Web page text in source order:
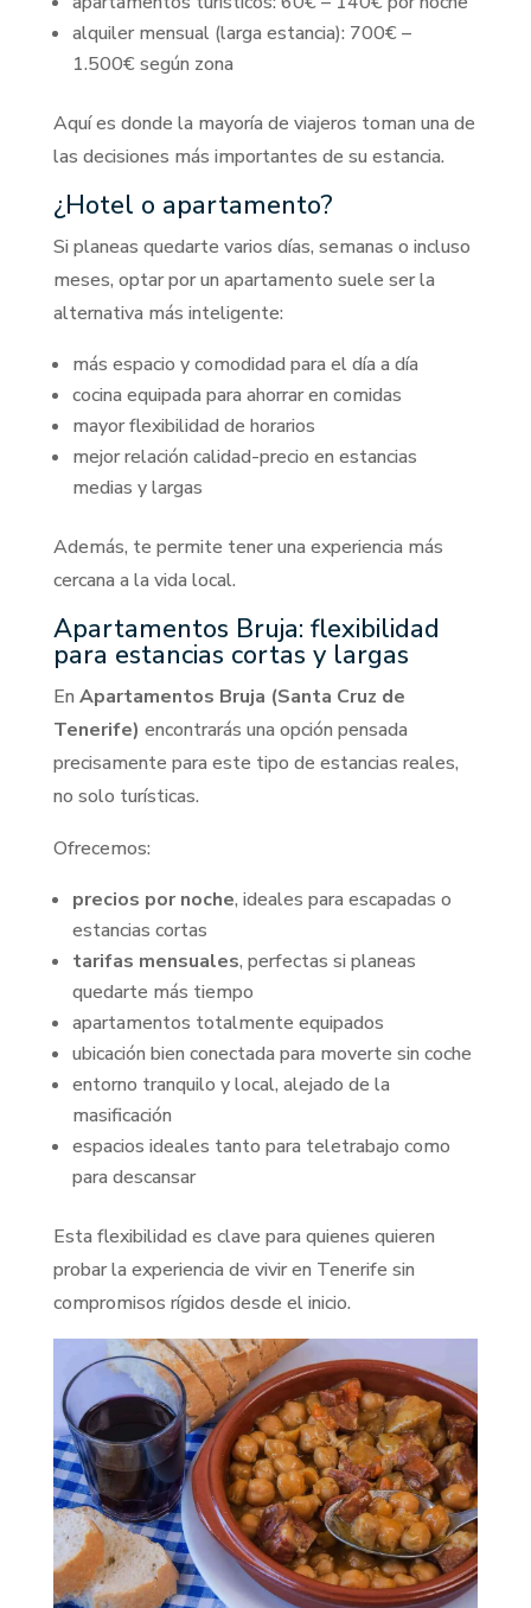
alquiler mensual (larga estancia): 700€ –
1.500€ según zona
Aquí es donde la mayoría de viajeros toman una de
las decisiones más importantes de su estancia.
¿Hotel o apartamento?
Si planeas quedarte varios días, semanas o incluso
meses, optar por un apartamento suele ser la
alternativa más inteligente:
más espacio y comodidad para el día a día
cocina equipada para ahorrar en comidas
mayor flexibilidad de horarios
mejor relación calidad-precio en estancias
medias y largas
Además, te permite tener una experiencia más
cercana a la vida local.
Apartamentos Bruja: flexibilidad
para estancias cortas y largas
En Apartamentos Bruja (Santa Cruz de
Tenerife) encontrarás una opción pensada
precisamente para este tipo de estancias reales,
no solo turísticas.
Ofrecemos:
precios por noche, ideales para escapadas o
estancias cortas
tarifas mensuales, perfectas si planeas
quedarte más tiempo
apartamentos totalmente equipados
ubicación bien conectada para moverte sin coche
entorno tranquilo y local, alejado de la
masificación
espacios ideales tanto para teletrabajo como
para descansar
Esta flexibilidad es clave para quienes quieren
probar la experiencia de vivir en Tenerife sin
compromisos rígidos desde el inicio.